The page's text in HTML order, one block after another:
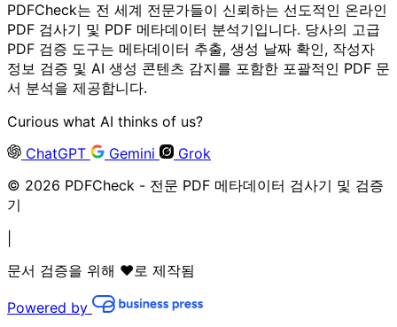
PDFCheck는 전 세계 전문가들이 신뢰하는 선도적인 온라인
PDF 검사기 및 PDF 메타데이터 분석기입니다. 당사의 고급
PDF 검증 도구는 메타데이터 추출, 생성 날짜 확인, 작성자
정보 검증 및 AI 생성 콘텐츠 감지를 포함한 포괄적인 PDF 문
서 분석을 제공합니다.
Curious what AI thinks of us?
ChatGPT
Gemini
Grok
© 2026 PDFCheck - 전문 PDF 메타데이터 검사기 및 검증
기
문서 검증을 위해 ❤️로 제작됨
Powered by